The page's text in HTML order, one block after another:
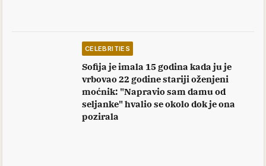
CELEBRITIES
Sofija je imala 15 godina kada ju je
vrbovao 22 godine stariji oženjeni
moćnik: "Napravio sam damu od
seljanke" hvalio se okolo dok je ona
pozirala